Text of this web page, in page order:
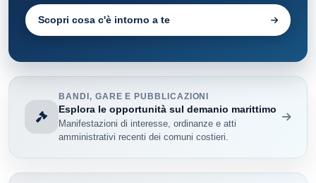
Scopri cosa c'è intorno a te
BANDI, GARE E PUBBLICAZIONI
Esplora le opportunità sul demanio marittimo
Manifestazioni di interesse, ordinanze e atti
amministrativi recenti dei comuni costieri.